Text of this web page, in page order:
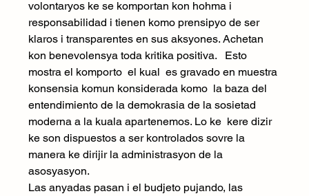
volontaryos ke se komportan kon hohma i
responsabilidad i tienen komo prensipyo de ser
klaros i transparentes en sus aksyones. Achetan
kon benevolensya toda kritika positiva.   Esto
mostra el komporto  el kual  es gravado en muestra
konsensia komun konsiderada komo  la baza del
entendimiento de la demokrasia de la sosietad
moderna a la kuala apartenemos. Lo ke  kere dizir
ke son dispuestos a ser kontrolados sovre la
manera ke dirijir la administrasyon de la
asosyasyon.
Las anyadas pasan i el budjeto pujando, las